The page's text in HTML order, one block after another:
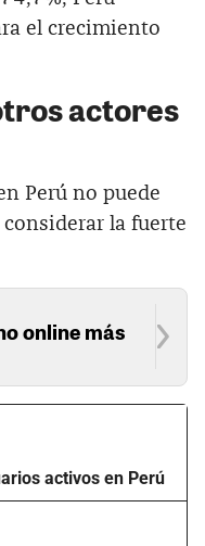
el crecimiento
actores
Perú no puede
la fuerte
online más
activos en Perú